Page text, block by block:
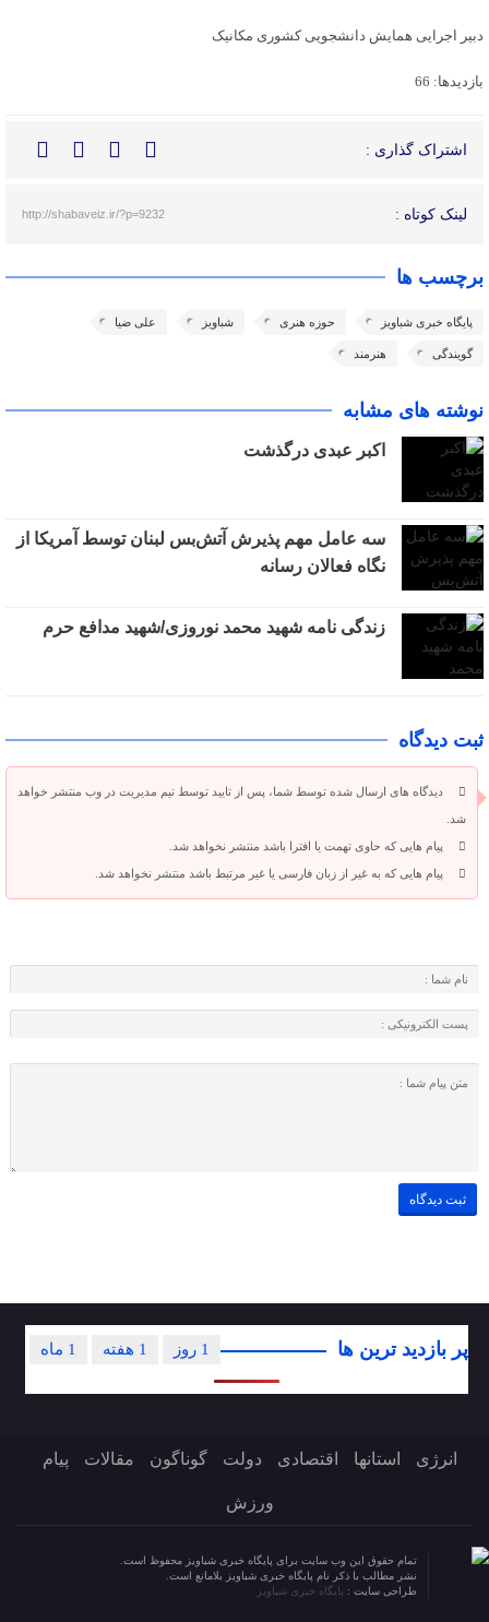
دبیر اجرایی همایش دانشجویی کشوری مکانیک
بازدیدها: 66
اشتراک گذاری :
لینک کوتاه : http://shabaveiz.ir/?p=9232
برچسب ها
پایگاه خبری شباویز حوزه هنری شباویز علی ضیا
گویندگی هنرمند
نوشته های مشابه
اکبر عبدی درگذشت
سه عامل مهم پذیرش آتش‌بس لبنان توسط آمریکا از
نگاه فعالان رسانه
زندگی نامه شهید محمد نوروزی/شهید مدافع حرم
ثبت دیدگاه
دیدگاه های ارسال شده توسط شما، پس از تایید توسط تیم مدیریت در وب منتشر خواهد
شد.
پیام هایی که حاوی تهمت یا افترا باشد منتشر نخواهد شد.
پیام هایی که به غیر از زبان فارسی یا غیر مرتبط باشد منتشر نخواهد شد.
پر بازدید ترین ها 1 ماه 1 هفته 1 روز
انرژی استانها اقتصادی دولت گوناگون مقالات پیام
ورزش
تمام حقوق این وب سایت برای پایگاه خبری شباویز محفوظ است.
نشر مطالب با ذکر نام پایگاه خبری شباویز بلامانع است.
طراحی سایت : پایگاه خبری شباویز